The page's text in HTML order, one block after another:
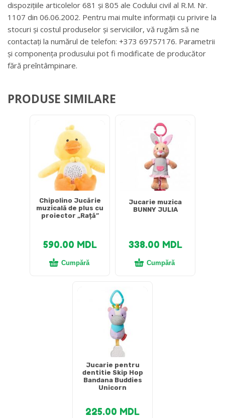
dispozițiile articolelor 681 și 805 ale Codului civil al R.M. Nr.
1107 din 06.06.2002. Pentru mai multe informații cu privire la
stocuri și costul produselor și serviciilor, vă rugăm să ne
contactați la numărul de telefon: +373 69757176. Parametrii
și componența produsului pot fi modificate de producător
fără preîntâmpinare.
PRODUSE SIMILARE
Chipolino Jucărie
muzicală de plus cu
proiector „Rață”
590.00 MDL
Cumpără
Jucarie muzica
BUNNY JULIA
338.00 MDL
Cumpără
Jucarie pentru
dentitie Skip Hop
Bandana Buddies
Unicorn
225.00 MDL